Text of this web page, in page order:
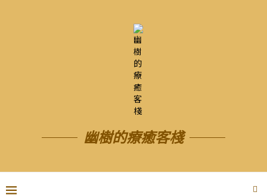
幽樹的療癒客棧